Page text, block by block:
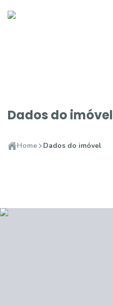
Dados do imóvel
Home Dados do imóvel